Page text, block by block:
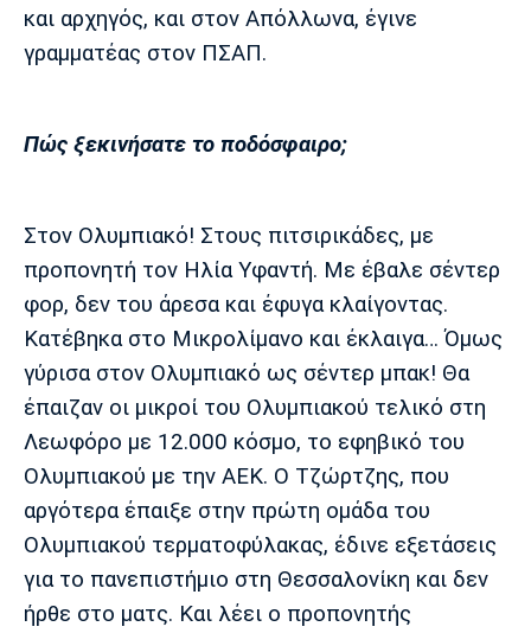
και αρχηγός, και στον Απόλλωνα, έγινε
γραμματέας στον ΠΣΑΠ.
Πώς ξεκινήσατε το ποδόσφαιρο;
Στον Ολυμπιακό! Στους πιτσιρικάδες, με
προπονητή τον Ηλία Υφαντή. Με έβαλε σέντερ
φορ, δεν του άρεσα και έφυγα κλαίγοντας.
Κατέβηκα στο Μικρολίμανο και έκλαιγα… Όμως
γύρισα στον Ολυμπιακό ως σέντερ μπακ! Θα
έπαιζαν οι μικροί του Ολυμπιακού τελικό στη
Λεωφόρο με 12.000 κόσμο, το εφηβικό του
Ολυμπιακού με την ΑΕΚ. Ο Τζώρτζης, που
αργότερα έπαιξε στην πρώτη ομάδα του
Ολυμπιακού τερματοφύλακας, έδινε εξετάσεις
για το πανεπιστήμιο στη Θεσσαλονίκη και δεν
ήρθε στο ματς. Και λέει ο προπονητής